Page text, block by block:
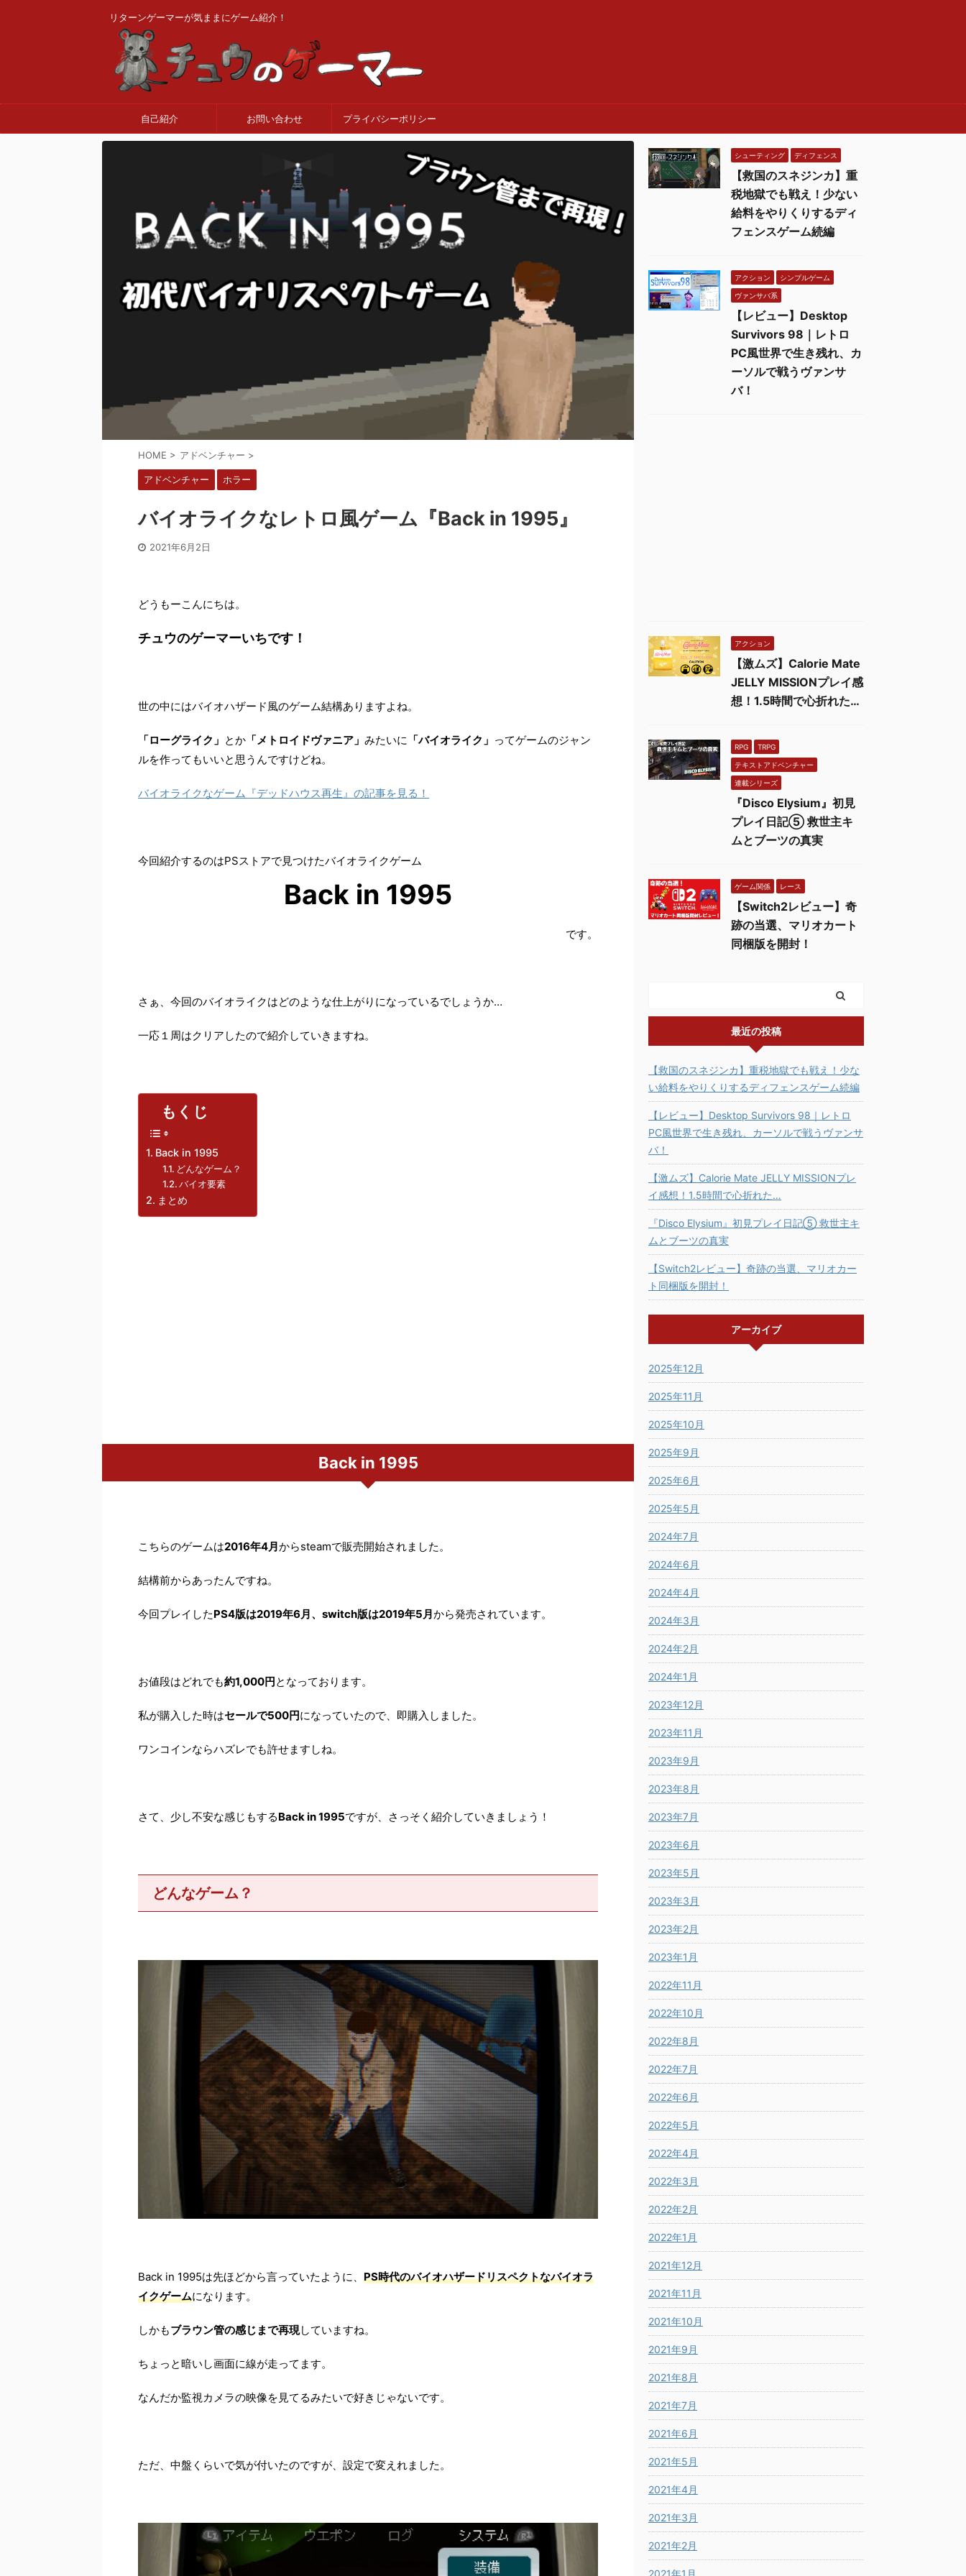
リターンゲーマーが気ままにゲーム紹介！
自己紹介 お問い合わせ プライバシーポリシー
HOME > アドベンチャー >
アドベンチャー ホラー
バイオライクなレトロ風ゲーム『Back in 1995』
2021年6月2日
どうもーこんにちは。
チュウのゲーマーいちです！
世の中にはバイオハザード風のゲーム結構ありますよね。
「ローグライク」 とか 「メトロイドヴァニア」 みたいに 「バイオライク」 ってゲームのジャン
ルを作ってもいいと思うんですけどね。
バイオライクなゲーム『デッドハウス再生』の記事を見る！
今回紹介するのはPSストアで見つけたバイオライクゲーム
Back in 1995
です。
さぁ、今回のバイオライクはどのような仕上がりになっているでしょうか…
一応１周はクリアしたので紹介していきますね。
もくじ
Back in 1995
どんなゲーム？
バイオ要素
まとめ
Back in 1995
こちらのゲームは2016年4月 からsteamで販売開始されました。
結構前からあったんですね。
今回プレイしたPS4版は2019年6月、switch版は2019年5月 から発売されています。
お値段はどれでも約1,000円 となっております。
私が購入した時はセールで500円になっていたので、即購入しました。
ワンコインならハズレでも許せますしね。
さて、少し不安な感じもするBack in 1995ですが、さっそく紹介していきましょう！
どんなゲーム？
Back in 1995は先ほどから言っていたように、 PS時代のバイオハザードリスペクトなバイオラ
イクゲームになります。
しかもブラウン管の感じまで再現していますね。
ちょっと暗いし画面に線が走ってます。
なんだか監視カメラの映像を見てるみたいで好きじゃないです。
ただ、中盤くらいで気が付いたのですが、設定で変えれました。
シューティング ディフェンス
【救国のスネジンカ】重
税地獄でも戦え！少ない
給料をやりくりするディ
フェンスゲーム続編
アクション シンプルゲーム
ヴァンサバ系
【レビュー】Desktop
Survivors 98｜レトロ
PC風世界で生き残れ、カ
ーソルで戦うヴァンサ
バ！
アクション
【激ムズ】Calorie Mate
JELLY MISSIONプレイ感
想！1.5時間で心折れた…
RPG TRPG
テキストアドベンチャー
連載シリーズ
『Disco Elysium』初見
プレイ日記⑤ 救世主キ
ムとブーツの真実
ゲーム関係 レース
【Switch2レビュー】奇
跡の当選、マリオカート
同梱版を開封！
最近の投稿
【救国のスネジンカ】重税地獄でも戦え！少な
い給料をやりくりするディフェンスゲーム続編
【レビュー】Desktop Survivors 98｜レトロ
PC風世界で生き残れ、カーソルで戦うヴァンサ
バ！
【激ムズ】Calorie Mate JELLY MISSIONプレ
イ感想！1.5時間で心折れた…
『Disco Elysium』初見プレイ日記⑤ 救世主キ
ムとブーツの真実
【Switch2レビュー】奇跡の当選、マリオカー
ト同梱版を開封！
アーカイブ
2025年12月
2025年11月
2025年10月
2025年9月
2025年6月
2025年5月
2024年7月
2024年6月
2024年4月
2024年3月
2024年2月
2024年1月
2023年12月
2023年11月
2023年9月
2023年8月
2023年7月
2023年6月
2023年5月
2023年3月
2023年2月
2023年1月
2022年11月
2022年10月
2022年8月
2022年7月
2022年6月
2022年5月
2022年4月
2022年3月
2022年2月
2022年1月
2021年12月
2021年11月
2021年10月
2021年9月
2021年8月
2021年7月
2021年6月
2021年5月
2021年4月
2021年3月
2021年2月
2021年1月